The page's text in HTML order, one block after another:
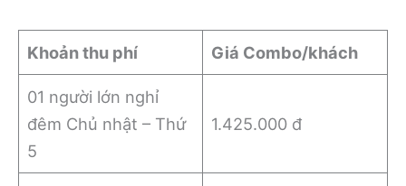
Khoản thu phí Giá Combo/khách
01 người lớn nghỉ
đêm Chủ nhật – Thứ
5
1.425.000 đ